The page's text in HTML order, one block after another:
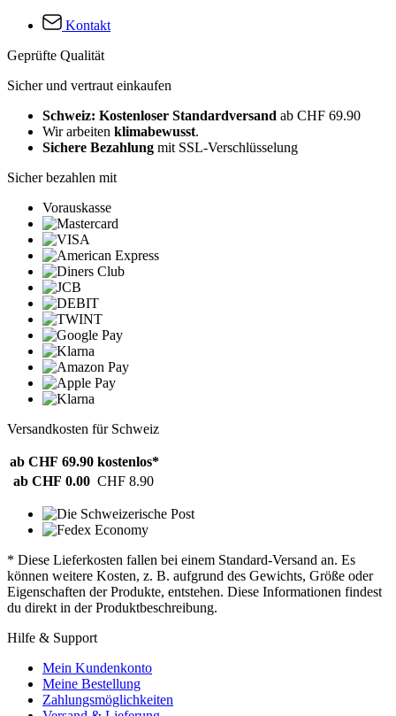
Kontakt
Geprüfte Qualität
Sicher und vertraut einkaufen
Schweiz: Kostenloser Standardversand ab CHF 69.90
Wir arbeiten klimabewusst.
Sichere Bezahlung mit SSL-Verschlüsselung
Sicher bezahlen mit
Vorauskasse
Versandkosten für Schweiz
ab CHF 69.90 kostenlos*
ab CHF 0.00 CHF 8.90
* Diese Lieferkosten fallen bei einem Standard-Versand an. Es
können weitere Kosten, z. B. aufgrund des Gewichts, Größe oder
Eigenschaften der Produkte, entstehen. Diese Informationen findest
du direkt in der Produktbeschreibung.
Hilfe & Support
Mein Kundenkonto
Meine Bestellung
Zahlungsmöglichkeiten